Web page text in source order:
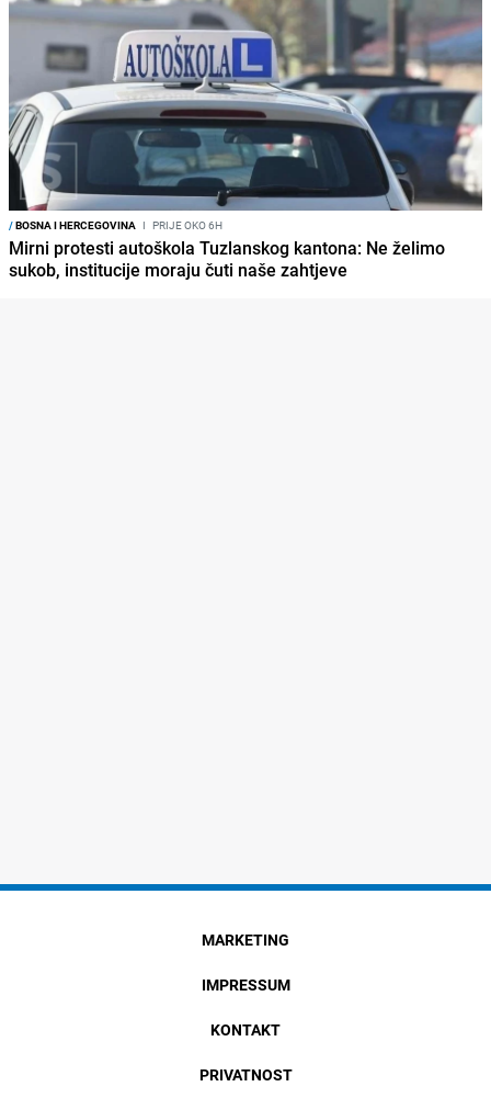
/BOSNA I HERCEGOVINA I PRIJE OKO 6H
Mirni protesti autoškola Tuzlanskog kantona: Ne želimo
sukob, institucije moraju čuti naše zahtjeve
MARKETING
IMPRESSUM
KONTAKT
PRIVATNOST